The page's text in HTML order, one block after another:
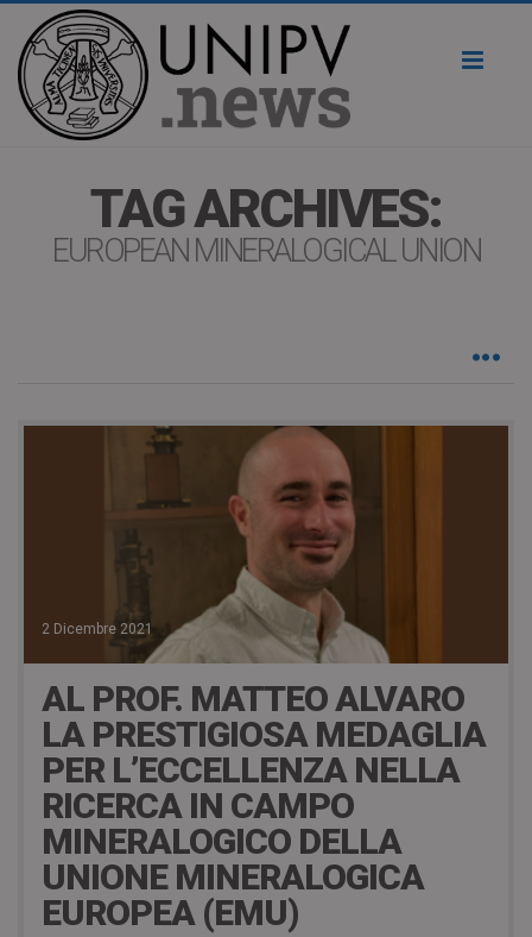
TAG ARCHIVES:
EUROPEAN MINERALOGICAL UNION
2 Dicembre 2021
AL PROF. MATTEO ALVARO
LA PRESTIGIOSA MEDAGLIA
PER L’ECCELLENZA NELLA
RICERCA IN CAMPO
MINERALOGICO DELLA
UNIONE MINERALOGICA
EUROPEA (EMU)